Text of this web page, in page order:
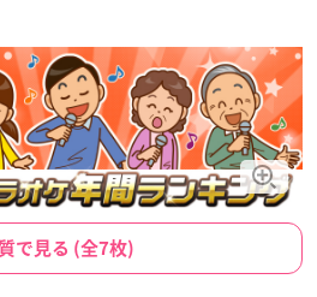
で見る (全7枚)